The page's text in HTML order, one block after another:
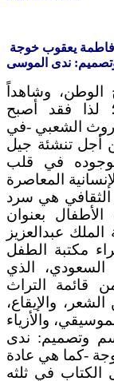
الوطن، وشاهداً
لذا فقد أصبح
الشعبي -في
أجل تنشئة جيل
بوجوده في قلب
الثقافي هي سرد
بعنوان
عبدالعزيز
إثراء مكتبة الطفل
الذي
في عام ٢٠١٥ ضمن قائمة التراث
والإيقاع،
وتصميم: ندى
-كما هي عادة
الكتاب في ثلثه